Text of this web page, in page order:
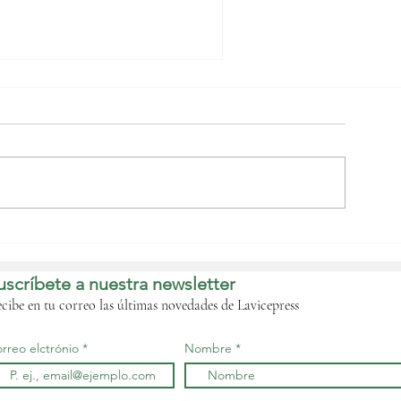
etapa de
financiera
a nuestra newsletter
en tu correo las últimas novedades de Lavicepress
elctrónio Nombre